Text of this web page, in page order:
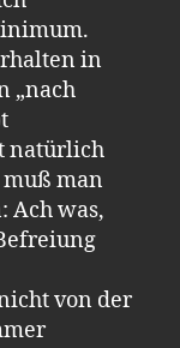
in
„nach
natürlich
muß man
Ach was,
von der